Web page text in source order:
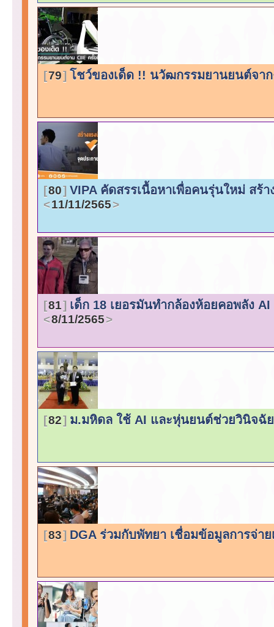
79 โชว์ของเด็ด !! นวัฒกรรมยานยนต์จา
80 VIPA คัดสรรเนื้อหาเพื่อคนรุ่นใหม่ สร้
11/11/2565
81 เด็ก 18 เยอรมันทำกล้องห้อยคอพลัง
8/11/2565
82 ม.มหิดล ใช้ AI และหุ่นยนต์ช่วยวินิจฉั
83 DGA ร่วมกับพัทยา เชื่อมข้อมูลการจ่า